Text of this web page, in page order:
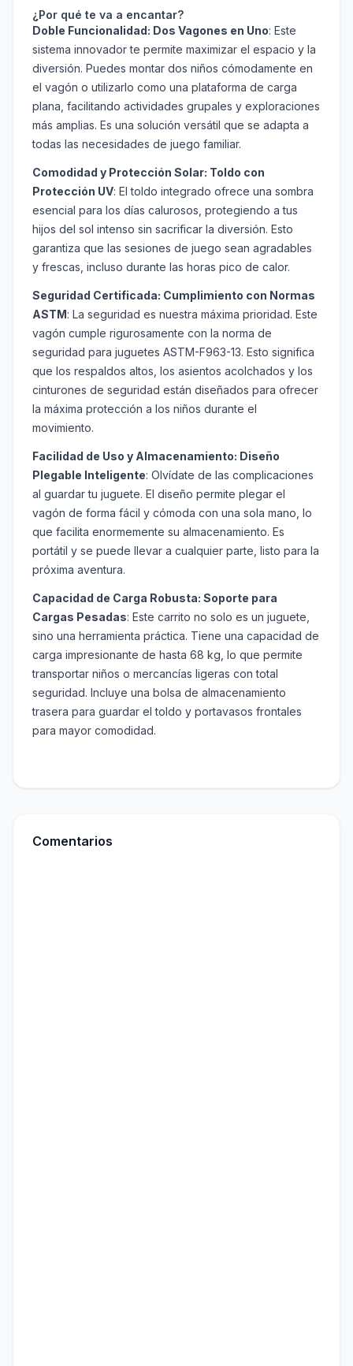
¿Por qué te va a encantar?
Doble Funcionalidad: Dos Vagones en Uno: Este
sistema innovador te permite maximizar el espacio y la
diversión. Puedes montar dos niños cómodamente en
el vagón o utilizarlo como una plataforma de carga
plana, facilitando actividades grupales y exploraciones
más amplias. Es una solución versátil que se adapta a
todas las necesidades de juego familiar.
Comodidad y Protección Solar: Toldo con
Protección UV: El toldo integrado ofrece una sombra
esencial para los días calurosos, protegiendo a tus
hijos del sol intenso sin sacrificar la diversión. Esto
garantiza que las sesiones de juego sean agradables
y frescas, incluso durante las horas pico de calor.
Seguridad Certificada: Cumplimiento con Normas
ASTM: La seguridad es nuestra máxima prioridad. Este
vagón cumple rigurosamente con la norma de
seguridad para juguetes ASTM-F963-13. Esto significa
que los respaldos altos, los asientos acolchados y los
cinturones de seguridad están diseñados para ofrecer
la máxima protección a los niños durante el
movimiento.
Facilidad de Uso y Almacenamiento: Diseño
Plegable Inteligente: Olvídate de las complicaciones
al guardar tu juguete. El diseño permite plegar el
vagón de forma fácil y cómoda con una sola mano, lo
que facilita enormemente su almacenamiento. Es
portátil y se puede llevar a cualquier parte, listo para la
próxima aventura.
Capacidad de Carga Robusta: Soporte para
Cargas Pesadas: Este carrito no solo es un juguete,
sino una herramienta práctica. Tiene una capacidad de
carga impresionante de hasta 68 kg, lo que permite
transportar niños o mercancías ligeras con total
seguridad. Incluye una bolsa de almacenamiento
trasera para guardar el toldo y portavasos frontales
para mayor comodidad.
Comentarios